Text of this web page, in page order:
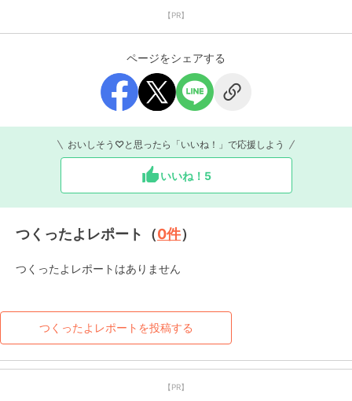
【PR】
ページをシェアする
おいしそう♡と思ったら「いいね！」で応援しよう
いいね！ 5
つくったよレポート（0件）
つくったよレポートはありません
つくったよレポートを投稿する
【PR】